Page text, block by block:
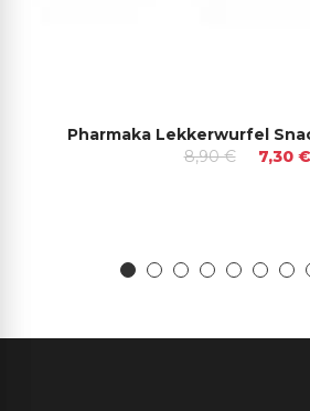
Pharmaka Lekkerwurfel
8,90 €
7,30 €